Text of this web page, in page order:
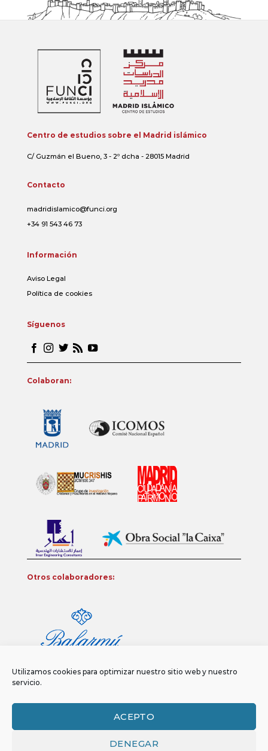
Utilizamos cookies para optimizar nuestro sitio web y nuestro
servicio.
ACEPTO
DENEGAR
Centro de estudios sobre el Madrid islámico
C/ Guzmán el Bueno, 3 - 2º dcha - 28015 Madrid
Contacto
madridislamico@funci.org
+34 91 543 46 73
Información
Aviso Legal
Política de cookies
Síguenos
Colaboran:
Otros colaboradores:
Política de privacidad